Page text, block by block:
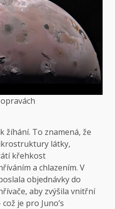
žíhání. To znamená, že
látky,
křehkost
a chlazením. V
objednávky do
aby zvýšila vnitřní
je pro Juno’s